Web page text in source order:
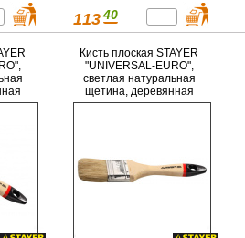
113 40
Кисть плоская STAYER
"UNIVERSAL-EURO",
светлая натуральная
щетина, деревянная
ручка, 50мм